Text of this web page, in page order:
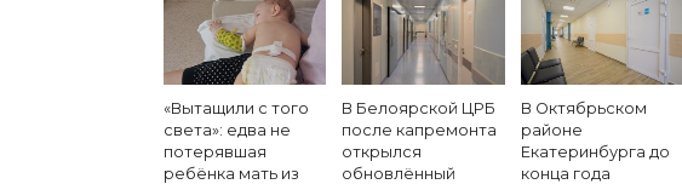
«Вытащили с того
света»: едва не
потерявшая
ребёнка мать из
В Белоярской ЦРБ
после капремонта
открылся
обновлённый
В Октябрьском
районе
Екатеринбурга до
конца года